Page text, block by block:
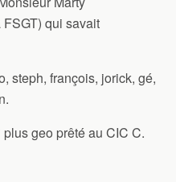
qui savait
steph, françois, jorick, gé,
geo prêté au CIC C.